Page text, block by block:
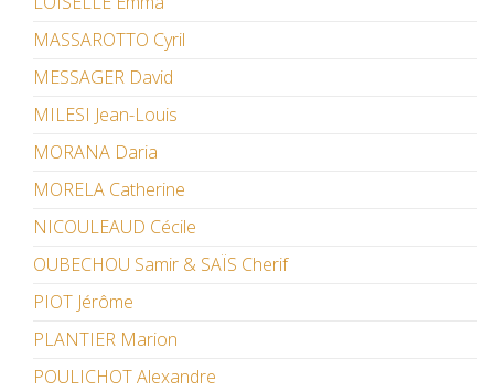
MASSAROTTO Cyril
MESSAGER David
MILESI Jean-Louis
MORANA Daria
MORELA Catherine
NICOULEAUD Cécile
OUBECHOU Samir & SAÏS Cherif
PIOT Jérôme
PLANTIER Marion
POULICHOT Alexandre